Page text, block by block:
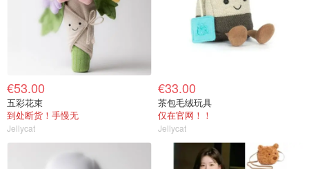
€53.00
五彩花束
到处断货！手慢无
Jellycat
€33.00
茶包毛绒玩具
仅在官网！！
Jellycat